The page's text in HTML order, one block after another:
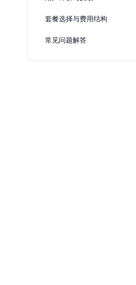
套餐选择与费用结构
常见问题解答